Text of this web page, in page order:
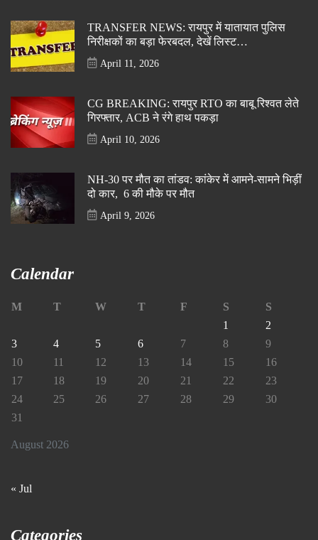
TRANSFER NEWS: रायपुर में यातायात पुलिस
निरीक्षकों का बड़ा फेरबदल, देखें लिस्ट…
April 11, 2026
CG BREAKING: रायपुर RTO का बाबू रिश्वत लेते
गिरफ्तार, ACB ने रंगे हाथ पकड़ा
April 10, 2026
NH-30 पर मौत का तांडव: कांकेर में आमने-सामने भिड़ीं
दो कार, 6 की मौके पर मौत
April 9, 2026
Calendar
August 2026
M T W T F S
S
1
2
3
4 5 6 7 8
9
10
11 12 13 14 15
16
17
18 19 20 21 22
23
24
25 26 27 28 29
30
31
« Jul
Categories